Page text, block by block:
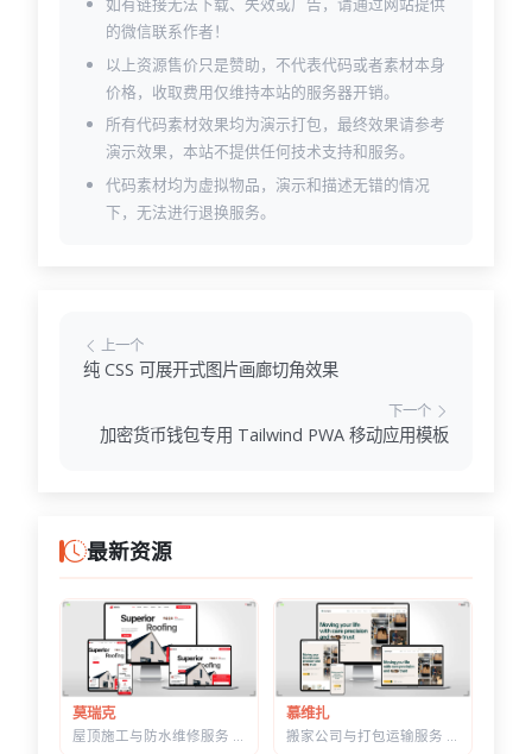
的微信联系作者！
以上资源售价只是赞助，不代表代码或者素材本身
价格，收取费用仅维持本站的服务器开销。
所有代码素材效果均为演示打包，最终效果请参考
演示效果，本站不提供任何技术支持和服务。
代码素材均为虚拟物品，演示和描述无错的情况
下，无法进行退换服务。
上一个
纯 CSS 可展开式图片画廊切角效果
下一个
加密货币钱包专用 Tailwind PWA 移动应用模板
最新资源
莫瑞克
慕维扎